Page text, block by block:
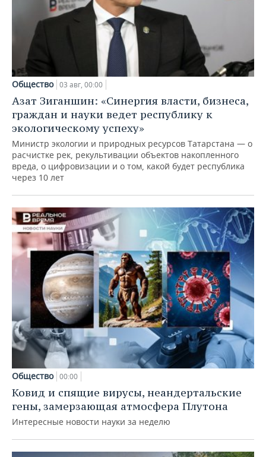
Общество 03 авг, 00:00
Азат Зиганшин: «Синергия власти, бизнеса,
граждан и науки ведет республику к
экологическому успеху»
Министр экологии и природных ресурсов Татарстана — о
расчистке рек, рекультивации объектов накопленного
вреда, о цифровизации и о том, какой будет республика
через 10 лет
Общество 00:00
Ковид и спящие вирусы, неандертальские
гены, замерзающая атмосфера Плутона
Интересные новости науки за неделю